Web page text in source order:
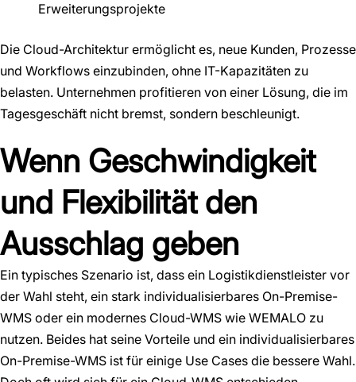
Erweiterungsprojekte
Die Cloud-Architektur ermöglicht es, neue Kunden, Prozesse
und Workflows einzubinden, ohne IT-Kapazitäten zu
belasten. Unternehmen profitieren von einer Lösung, die im
Tagesgeschäft nicht bremst, sondern beschleunigt.
Wenn Geschwindigkeit
und Flexibilität den
Ausschlag geben
Ein typisches Szenario ist, dass ein Logistikdienstleister vor
der Wahl steht, ein stark individualisierbares On-Premise-
WMS oder ein modernes Cloud-WMS wie WEMALO zu
nutzen. Beides hat seine Vorteile und ein individualisierbares
On-Premise-WMS ist für einige Use Cases die bessere Wahl.